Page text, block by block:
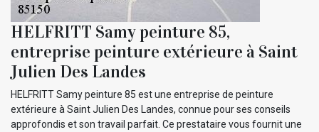
HELFRITT Samy peinture 85,
entreprise peinture extérieure à Saint
Julien Des Landes
HELFRITT Samy peinture 85 est une entreprise de peinture
extérieure à Saint Julien Des Landes, connue pour ses conseils
approfondis et son travail parfait. Ce prestataire vous fournit une